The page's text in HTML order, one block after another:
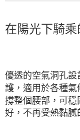
在陽光下騎乘
優透的空氣洞孔
護，適用於各種
撐整個腰部，可穩
好，不再受熱黏膩